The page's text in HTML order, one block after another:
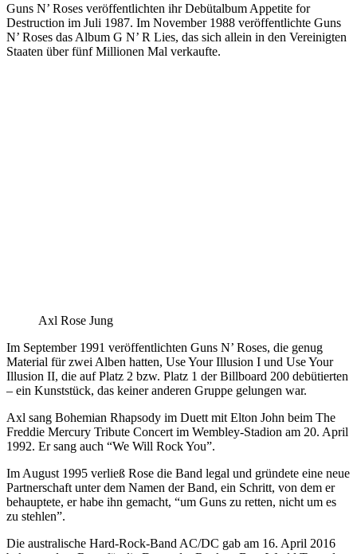
Guns N’ Roses veröffentlichten ihr Debütalbum Appetite for
Destruction im Juli 1987. Im November 1988 veröffentlichte Guns
N’ Roses das Album G N’ R Lies, das sich allein in den Vereinigten
Staaten über fünf Millionen Mal verkaufte.
Axl Rose Jung
Im September 1991 veröffentlichten Guns N’ Roses, die genug
Material für zwei Alben hatten, Use Your Illusion I und Use Your
Illusion II, die auf Platz 2 bzw. Platz 1 der Billboard 200 debütierten
– ein Kunststück, das keiner anderen Gruppe gelungen war.
Axl sang Bohemian Rhapsody im Duett mit Elton John beim The
Freddie Mercury Tribute Concert im Wembley-Stadion am 20. April
1992. Er sang auch “We Will Rock You”.
Im August 1995 verließ Rose die Band legal und gründete eine neue
Partnerschaft unter dem Namen der Band, ein Schritt, von dem er
behauptete, er habe ihn gemacht, “um Guns zu retten, nicht um es
zu stehlen”.
Die australische Hard-Rock-Band AC/DC gab am 16. April 2016